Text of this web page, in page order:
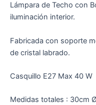
Lámpara de Techo con
iluminación interior.
Fabricada con soporte
de cristal labrado.
Casquillo E27 Max 40 W
Medidas totales : 30cm